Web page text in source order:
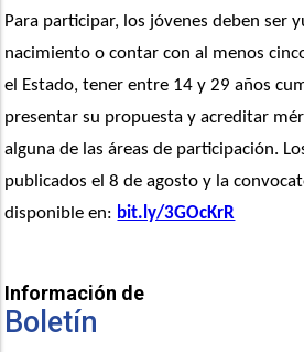
Para participar, los jóvenes deben ser
nacimiento o contar con al menos
el Estado, tener entre 14 y 29 años
presentar su propuesta y acreditar
alguna de las áreas de participación.
publicados el 8 de agosto y la
disponible en: bit.ly/3GOcKrR
Información de
Boletín